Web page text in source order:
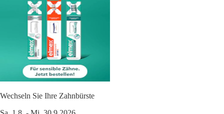
Wechseln Sie Ihre Zahnbürste